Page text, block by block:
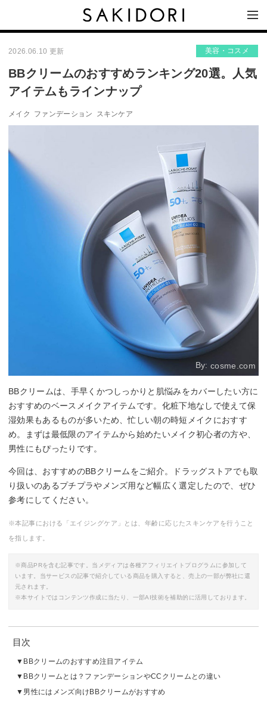
2026.06.10 更新 美容・コスメ
BBクリームのおすすめランキング20選。人気
アイテムもラインナップ
メイク ファンデーション スキンケア
By:cosme.com
BBクリームは、手早くかつしっかりと肌悩みをカバーしたい方に
おすすめのベースメイクアイテムです。化粧下地なしで使えて保
湿効果もあるものが多いため、忙しい朝の時短メイクにおすす
め。まずは最低限のアイテムから始めたいメイク初心者の方や、
男性にもぴったりです。
今回は、おすすめのBBクリームをご紹介。ドラッグストアでも取
り扱いのあるプチプラやメンズ用など幅広く選定したので、ぜひ
参考にしてください。
※本記事における「エイジングケア」とは、年齢に応じたスキンケアを行うこと
を指します。
※商品PRを含む記事です。当メディアは各種アフィリエイトプログラムに参加して
います。当サービスの記事で紹介している商品を購入すると、売上の一部が弊社に還
元されます。
※本サイトではコンテンツ作成に当たり、一部AI技術を補助的に活用しております。
目次
BBクリームのおすすめ注目アイテム
BBクリームとは？ファンデーションやCCクリームとの違い
男性にはメンズ向けBBクリームがおすすめ